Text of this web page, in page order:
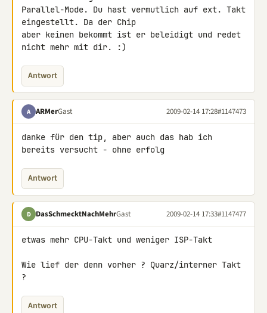
Parallel-Mode. Du hast vermutlich auf ext. Takt
eingestellt. Da der Chip
aber keinen bekommt ist er beleidigt und redet
nicht mehr mit dir. :)
Antwort
A ARMerGast 2009-02-14 17:28#1147473
danke für den tip, aber auch das hab ich
bereits versucht - ohne erfolg
Antwort
D DasSchmecktNachMehrGast 2009-02-14 17:33#1147477
etwas mehr CPU-Takt und weniger ISP-Takt
Wie lief der denn vorher ? Quarz/interner Takt
?
Antwort